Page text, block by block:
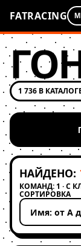
FATRACING
1 736 В
НАЙДЕНО:
КОМАНД: 1 · С
СОРТИРОВКА
Применить